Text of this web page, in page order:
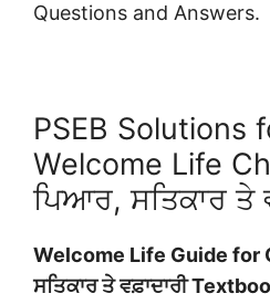
Questions and Answers.
PSEB Solutions
Welcome Life
ਪਿਆਰ, ਸਤਿਕਾਰ ਤੇ
Welcome Life Guide for
ਸਤਿਕਾਰ ਤੇ ਵਫ਼ਾਦਾਰੀ